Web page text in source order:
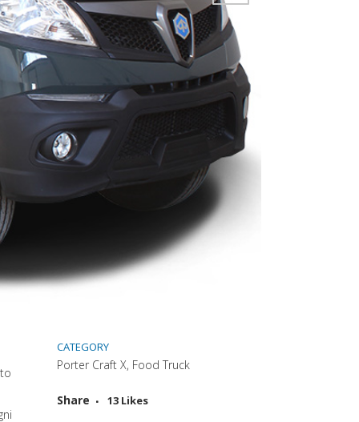
Attiva comando
CATEGORY
Porter Craft X, Food Truck
Share Attiva comando
13 Likes